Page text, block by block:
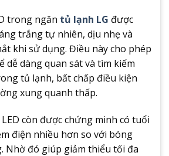
trong ngăn tủ lạnh LG được
trắng tự nhiên, dịu nhẹ và
khi sử dụng. Điều này cho phép
dễ dàng quan sát và tìm kiếm
tủ lạnh, bất chấp điều kiện
xung quanh thấp.
còn được chứng minh có tuổi
điện nhiều hơn so với bóng
Nhờ đó giúp giảm thiểu tối đa